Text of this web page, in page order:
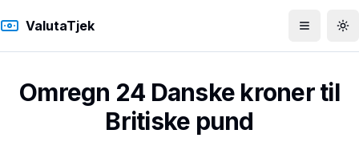
ValutaTjek Åbn menu
Omregn 24 Danske kroner til
Britiske pund